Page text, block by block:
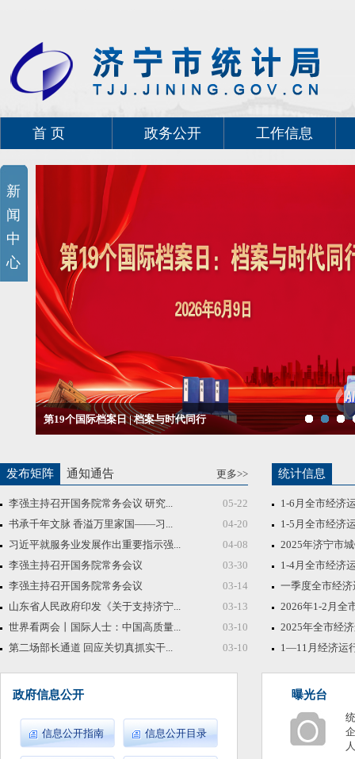
首 页 政务公开 工作信息
新
闻
中
心
第19个国际档案日 | 档案与时代同行
发布矩阵 通知通告 更多>>
李强主持召开国务院常务会议 研究...
05-22
书承千年文脉 香溢万里家国——习...
04-20
习近平就服务业发展作出重要指示强...
04-08
李强主持召开国务院常务会议
03-30
李强主持召开国务院常务会议
03-14
山东省人民政府印发《关于支持济宁...
03-13
世界看两会丨国际人士：中国高质量...
03-10
第二场部长通道 回应关切真抓实干...
03-10
统计信息
1-6月全市经济
1-5月全市经济
2025年济宁市
1-4月全市经济
一季度全市经
2026年1-2月全
2025年全市经
1—11月经济运
政府信息公开
信息公开指南 信息公开目录
曝光台